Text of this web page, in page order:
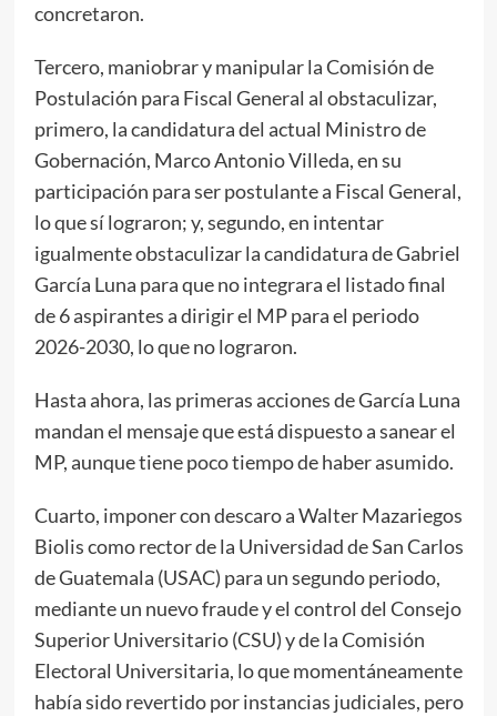
concretaron.
Tercero, maniobrar y manipular la Comisión de
Postulación para Fiscal General al obstaculizar,
primero, la candidatura del actual Ministro de
Gobernación, Marco Antonio Villeda, en su
participación para ser postulante a Fiscal General,
lo que sí lograron; y, segundo, en intentar
igualmente obstaculizar la candidatura de Gabriel
García Luna para que no integrara el listado final
de 6 aspirantes a dirigir el MP para el periodo
2026-2030, lo que no lograron.
Hasta ahora, las primeras acciones de García Luna
mandan el mensaje que está dispuesto a sanear el
MP, aunque tiene poco tiempo de haber asumido.
Cuarto, imponer con descaro a Walter Mazariegos
Biolis como rector de la Universidad de San Carlos
de Guatemala (USAC) para un segundo periodo,
mediante un nuevo fraude y el control del Consejo
Superior Universitario (CSU) y de la Comisión
Electoral Universitaria, lo que momentáneamente
había sido revertido por instancias judiciales, pero